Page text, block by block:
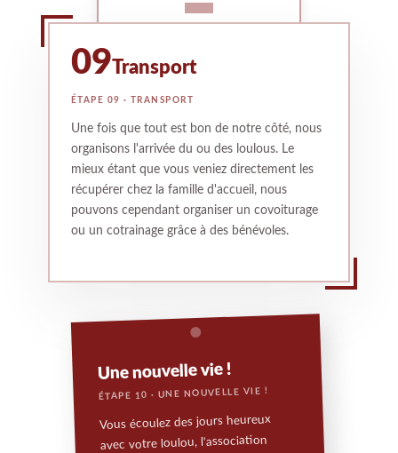
09Transport
ÉTAPE 09 · TRANSPORT
Une fois que tout est bon de notre côté, nous
organisons l'arrivée du ou des loulous. Le
mieux étant que vous veniez directement les
récupérer chez la famille d'accueil, nous
pouvons cependant organiser un covoiturage
ou un cotrainage grâce à des bénévoles.
Une nouvelle vie !
ÉTAPE 10 · UNE NOUVELLE VIE !
Vous écoulez des jours heureux
avec votre loulou, l'association